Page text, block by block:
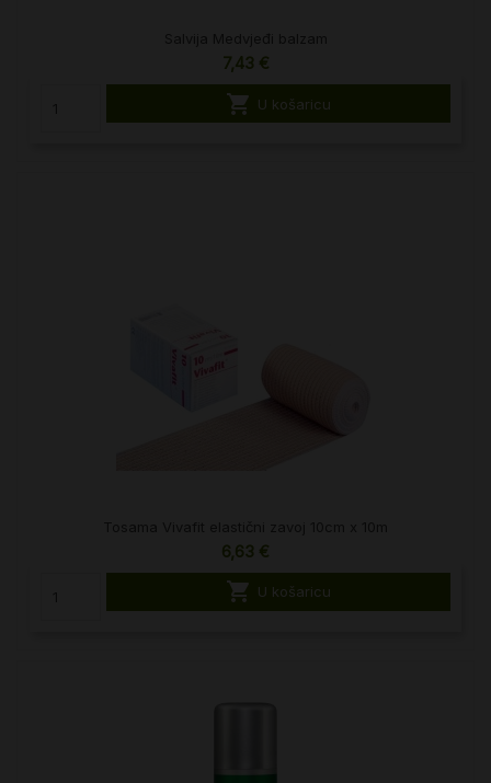
7,43 €
 U košaricu
6,63 €
 U košaricu